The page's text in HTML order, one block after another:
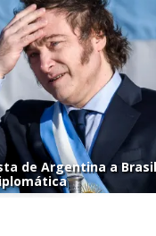
de Argentina a